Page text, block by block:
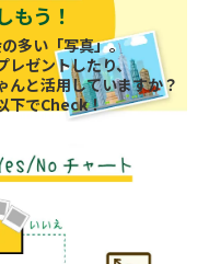
もう！
多い「写真」。
レゼントしたり、
んと活用していますか？
下でCheck！